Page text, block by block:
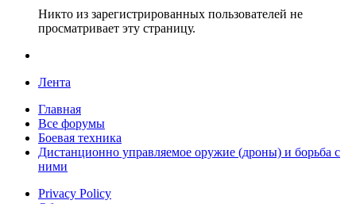
Никто из зарегистрированных пользователей не
просматривает эту страницу.
Лента
Главная
Все форумы
Боевая техника
Дистанционно управляемое оружие (дроны) и борьба с
ними
Privacy Policy